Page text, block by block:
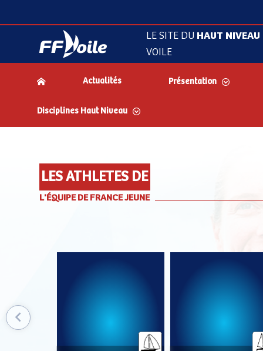
LE SITE DU HAUT NIVEAU
VOILE
Actualités Présentation
Disciplines Haut Niveau
LES ATHLETES DE
L'ÉQUIPE DE FRANCE JEUNE